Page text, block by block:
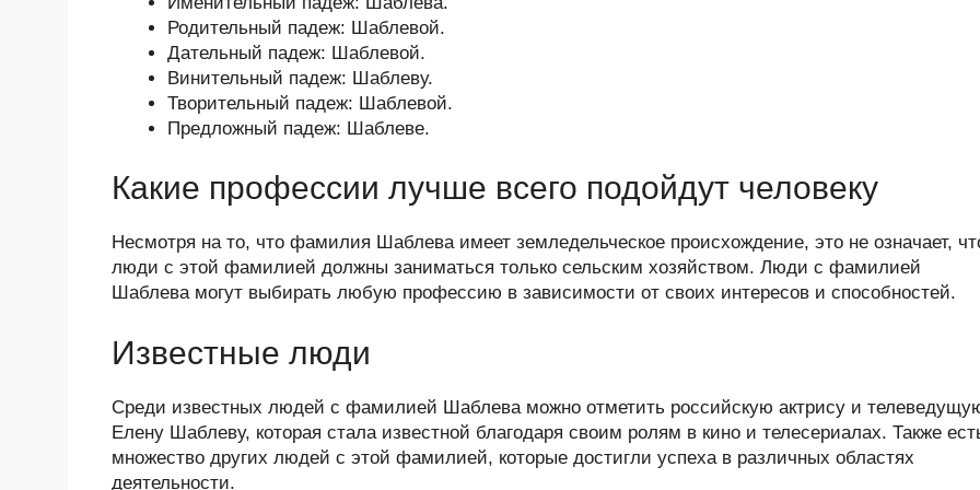
Родительный падеж: Шаблевой.
Дательный падеж: Шаблевой.
Винительный падеж: Шаблеву.
Творительный падеж: Шаблевой.
Предложный падеж: Шаблеве.
Какие профессии лучше всего подойдут человеку
Несмотря на то, что фамилия Шаблева имеет земледельческое происхождение, это не означает,
люди с этой фамилией должны заниматься только сельским хозяйством. Люди с фамилией
Шаблева могут выбирать любую профессию в зависимости от своих интересов и способностей.
Известные люди
Среди известных людей с фамилией Шаблева можно отметить российскую актрису и
Елену Шаблеву, которая стала известной благодаря своим ролям в кино и телесериалах. Также
множество других людей с этой фамилией, которые достигли успеха в различных областях
деятельности.